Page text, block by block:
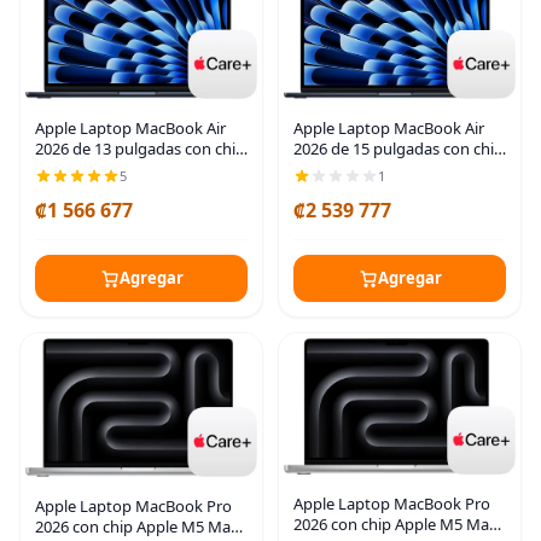
Apple Laptop MacBook Air
2026 de 13 pulgadas con chip
M5: diseñada para IA,
pantalla de 13.6 pulgadas,
memoria unificada de 16 GB,
5
₡1 566 677
Agregar
Apple Laptop MacBook Air
2026 de 15 pulgadas con chip
M5: diseñada para IA,
pantalla de 15.3 pulgadas,
memoria unificada de 16 GB,
1
₡2 539 777
Agregar
Apple Laptop MacBook Pro
2026 con chip Apple M5 Max
Apple Laptop MacBook Pro
2026 con chip Apple M5 Max